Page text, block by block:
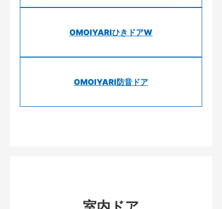
OMOIYARIひきドアW
OMOIYARI防音ドア